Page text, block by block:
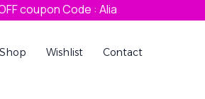
coupon Code : Alia
Shop Wishlist Contact